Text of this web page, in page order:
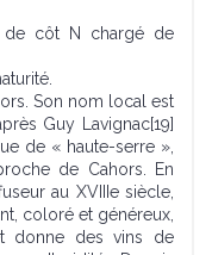
de côt N chargé de
Son nom local est
Guy Lavignac[19]
de « haute-serre »,
de Cahors. En
au XVIIIe siècle,
coloré et généreux,
donne des vins de